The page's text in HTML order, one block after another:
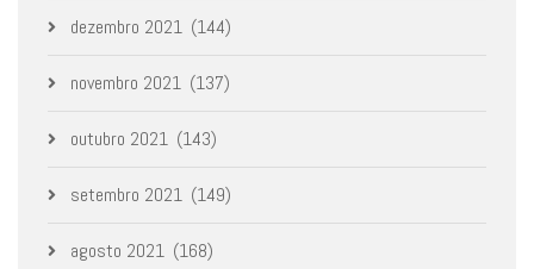
dezembro 2021 (144)
novembro 2021 (137)
outubro 2021 (143)
setembro 2021 (149)
agosto 2021 (168)